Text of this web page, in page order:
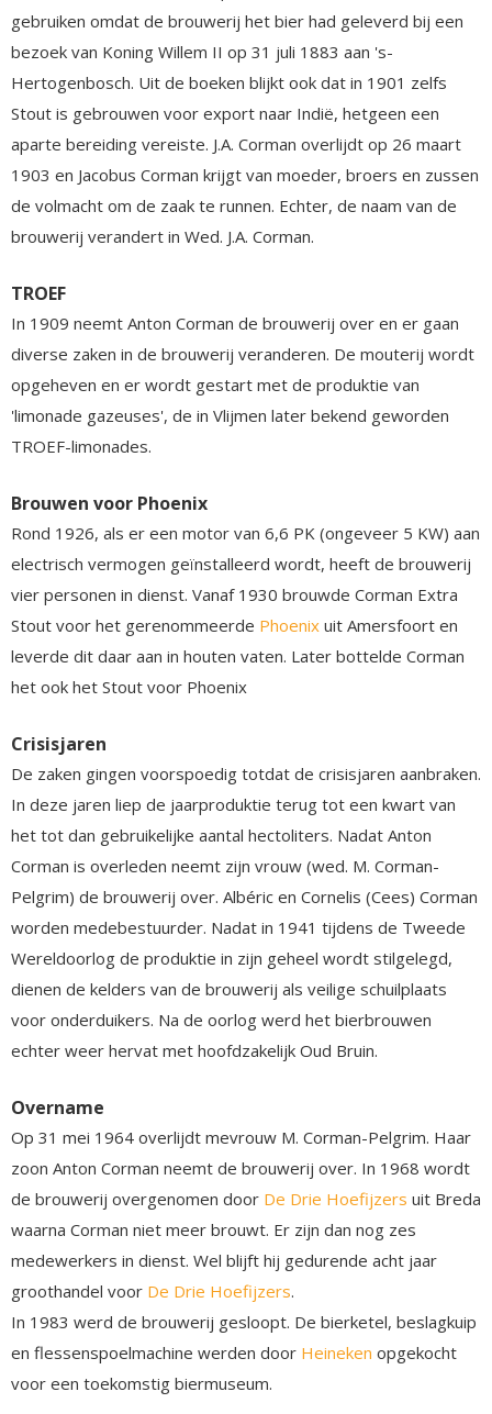
gebruiken omdat de brouwerij het bier had geleverd bij een
bezoek van Koning Willem II op 31 juli 1883 aan 's-
Hertogenbosch. Uit de boeken blijkt ook dat in 1901 zelfs
Stout is gebrouwen voor export naar Indië, hetgeen een
aparte bereiding vereiste. J.A. Corman overlijdt op 26 maart
1903 en Jacobus Corman krijgt van moeder, broers en zussen
de volmacht om de zaak te runnen. Echter, de naam van de
brouwerij verandert in Wed. J.A. Corman.
TROEF
In 1909 neemt Anton Corman de brouwerij over en er gaan
diverse zaken in de brouwerij veranderen. De mouterij wordt
opgeheven en er wordt gestart met de produktie van
'limonade gazeuses', de in Vlijmen later bekend geworden
TROEF-limonades.
Brouwen voor Phoenix
Rond 1926, als er een motor van 6,6 PK (ongeveer 5 KW) aan
electrisch vermogen geïnstalleerd wordt, heeft de brouwerij
vier personen in dienst. Vanaf 1930 brouwde Corman Extra
Stout voor het gerenommeerde Phoenix uit Amersfoort en
leverde dit daar aan in houten vaten. Later bottelde Corman
het ook het Stout voor Phoenix
Crisisjaren
De zaken gingen voorspoedig totdat de crisisjaren aanbraken.
In deze jaren liep de jaarproduktie terug tot een kwart van
het tot dan gebruikelijke aantal hectoliters. Nadat Anton
Corman is overleden neemt zijn vrouw (wed. M. Corman-
Pelgrim) de brouwerij over. Albéric en Cornelis (Cees) Corman
worden medebestuurder. Nadat in 1941 tijdens de Tweede
Wereldoorlog de produktie in zijn geheel wordt stilgelegd,
dienen de kelders van de brouwerij als veilige schuilplaats
voor onderduikers. Na de oorlog werd het bierbrouwen
echter weer hervat met hoofdzakelijk Oud Bruin.
Overname
Op 31 mei 1964 overlijdt mevrouw M. Corman-Pelgrim. Haar
zoon Anton Corman neemt de brouwerij over. In 1968 wordt
de brouwerij overgenomen door De Drie Hoefijzers uit Breda
waarna Corman niet meer brouwt. Er zijn dan nog zes
medewerkers in dienst. Wel blijft hij gedurende acht jaar
groothandel voor De Drie Hoefijzers.
In 1983 werd de brouwerij gesloopt. De bierketel, beslagkuip
en flessenspoelmachine werden door Heineken opgekocht
voor een toekomstig biermuseum.